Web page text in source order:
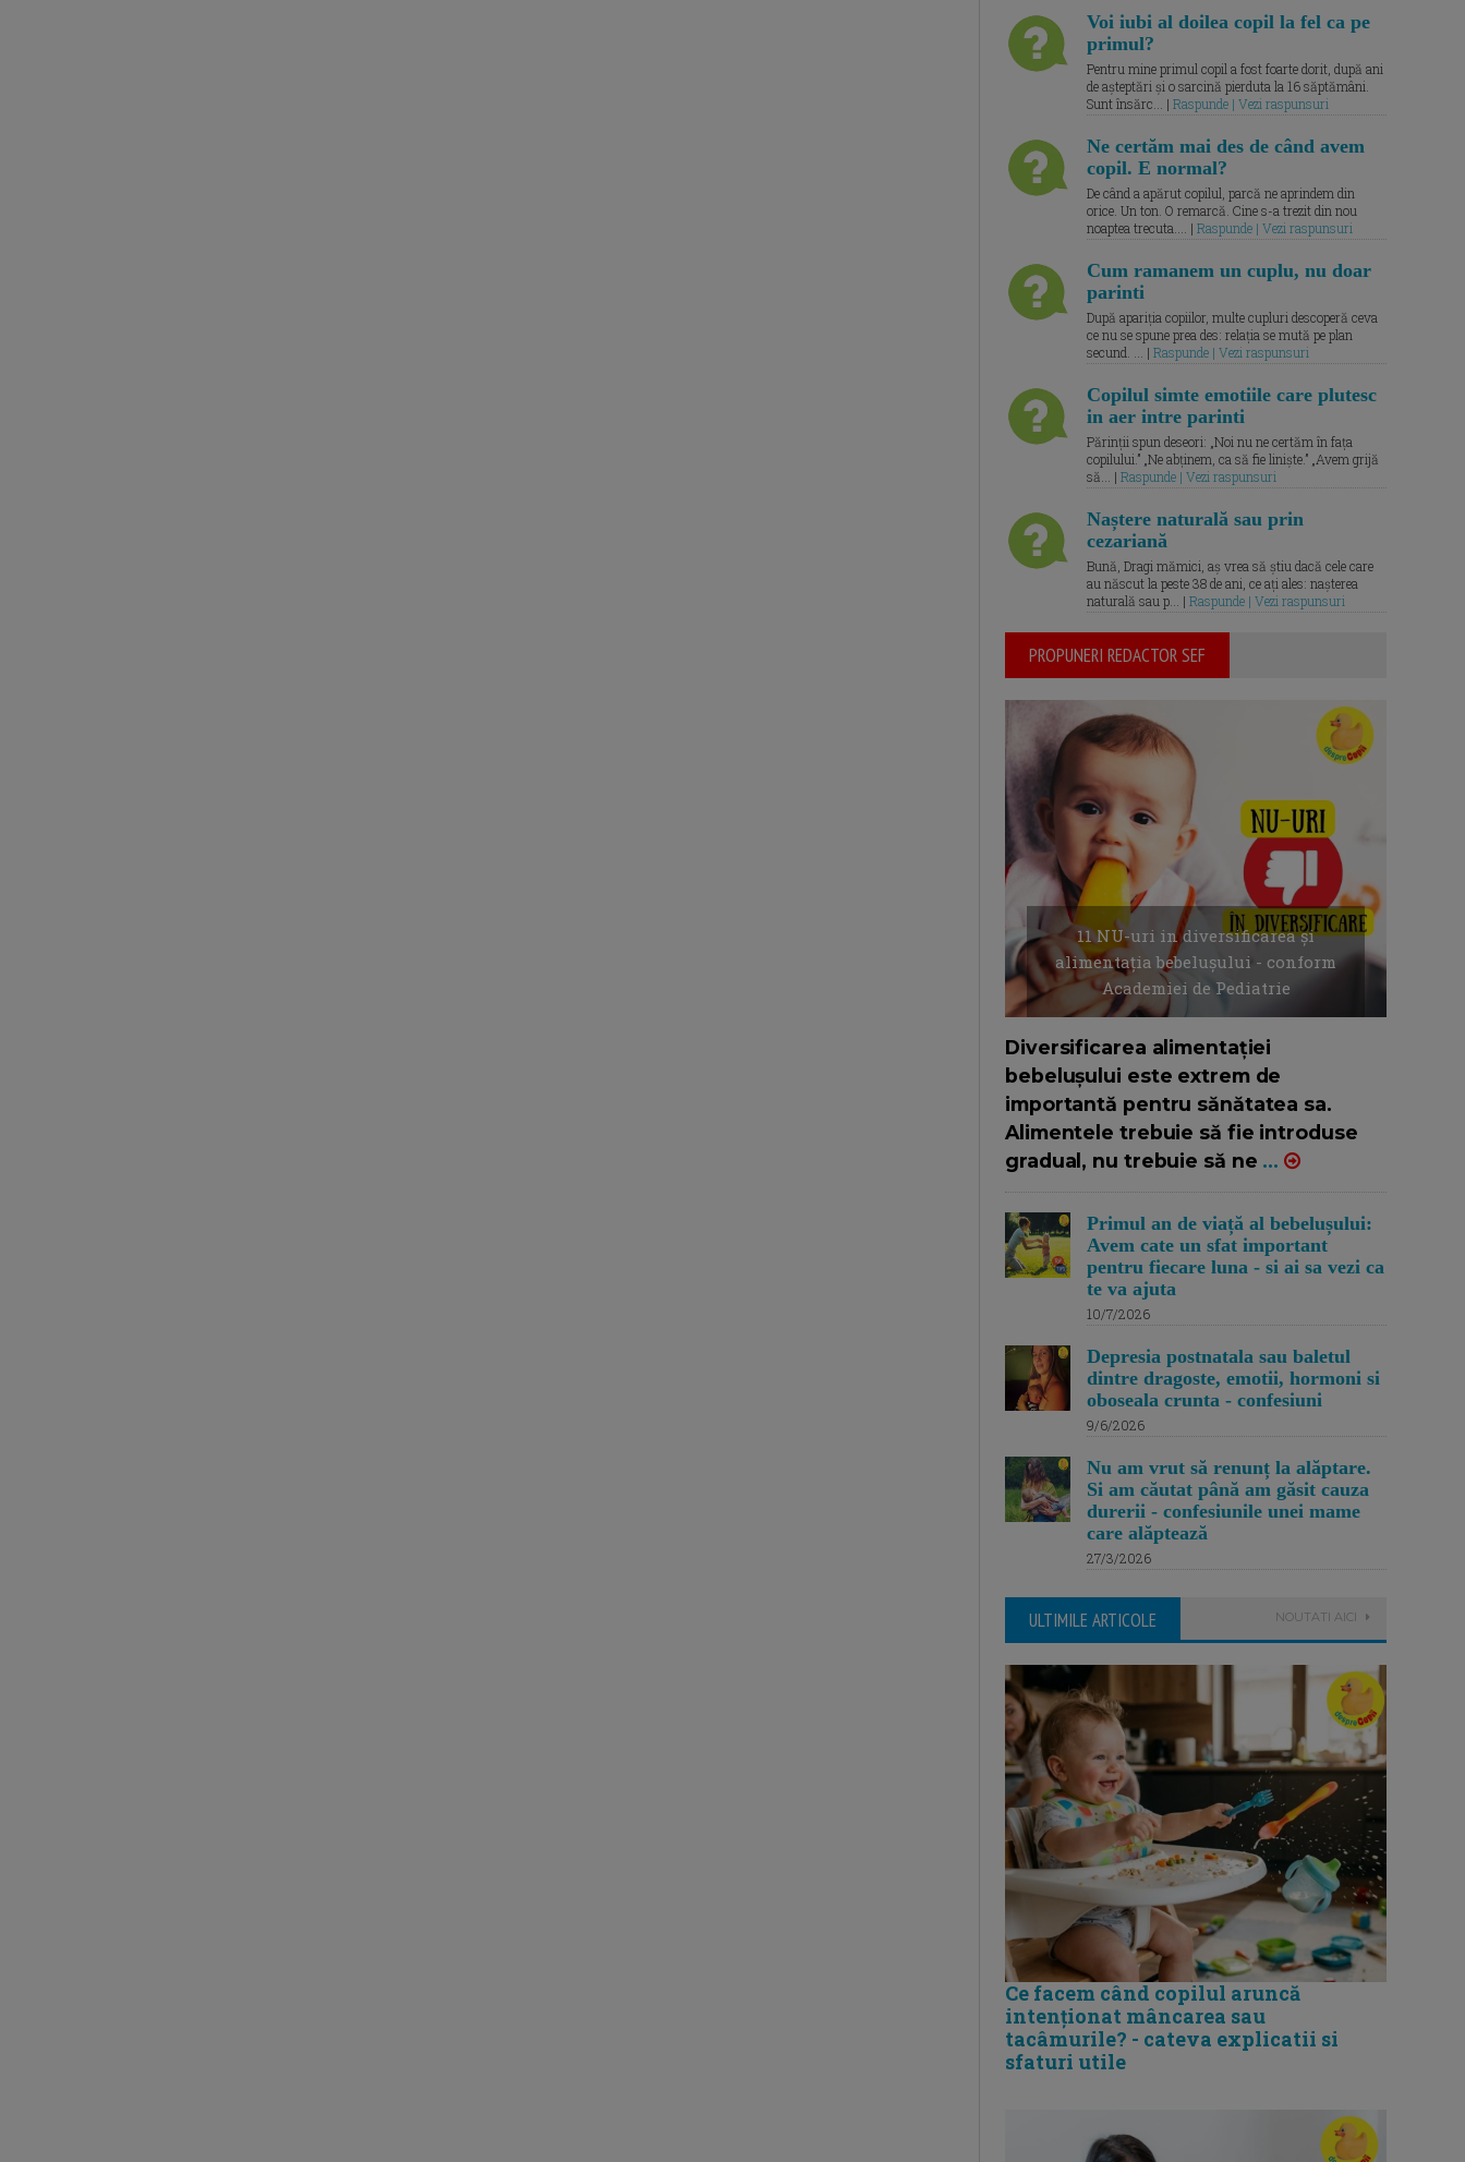
Voi iubi al doilea copil la fel ca pe
primul?
Pentru mine primul copil a fost foarte dorit, după ani
de așteptări și o sarcină pierduta la 16 săptămâni.
Sunt însărc... | Raspunde | Vezi raspunsuri
Ne certăm mai des de când avem
copil. E normal?
De când a apărut copilul, parcă ne aprindem din
orice. Un ton. O remarcă. Cine s-a trezit din nou
noaptea trecuta.... | Raspunde | Vezi raspunsuri
Cum ramanem un cuplu, nu doar
parinti
După apariția copiilor, multe cupluri descoperă ceva
ce nu se spune prea des: relația se mută pe plan
secund. ... | Raspunde | Vezi raspunsuri
Copilul simte emotiile care plutesc
in aer intre parinti
Părinții spun deseori: „Noi nu ne certăm în fața
copilului.” „Ne abținem, ca să fie liniște.” „Avem grijă
să... | Raspunde | Vezi raspunsuri
Naștere naturală sau prin
cezariană
Bună, Dragi mămici, aș vrea să știu dacă cele care
au născut la peste 38 de ani, ce ați ales: nașterea
naturală sau p... | Raspunde | Vezi raspunsuri
PROPUNERI REDACTOR SEF
11 NU-uri in diversificarea și
alimentația bebelușului - conform
Academiei de Pediatrie
Diversificarea alimentației
bebelușului este extrem de
importantă pentru sănătatea sa.
Alimentele trebuie să fie introduse
gradual, nu trebuie să ne ...
Primul an de viață al bebelușului:
Avem cate un sfat important
pentru fiecare luna - si ai sa vezi ca
te va ajuta
10/7/2026
Depresia postnatala sau baletul
dintre dragoste, emotii, hormoni si
oboseala crunta - confesiuni
9/6/2026
Nu am vrut să renunț la alăptare.
Si am căutat până am găsit cauza
durerii - confesiunile unei mame
care alăptează
27/3/2026
ULTIMILE ARTICOLE NOUTATI AICI
Ce facem când copilul aruncă
intenționat mâncarea sau
tacâmurile? - cateva explicatii si
sfaturi utile